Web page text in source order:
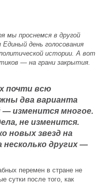
мы проснемся в другой
день голосования
истории. А вот
— на грани закрытия.
почти всю
два варианта
изменится многое.
не изменится.
новых звезд на
несколько других —
перемен в стране не
сутки после того, как